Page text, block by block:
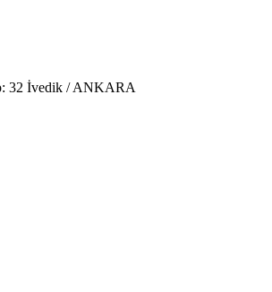
32 İvedik / ANKARA